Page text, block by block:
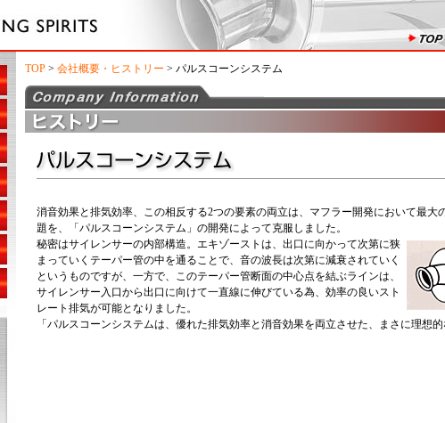
TOP > 会社概要・ヒストリー > パルスコーンシステム
消音効果と排気効率、この相反する2つの要素の両立は、マフラー開発において最大
題を、「パルスコーンシステム」の開発によって克服しました。
秘密はサイレンサーの内部構造。エキゾーストは、出口に向かって次第に狭
まっていくテーパー管の中を通ることで、音の波長は次第に減衰されていく
というものですが、一方で、このテーパー管断面の中心点を結ぶラインは、
サイレンサー入口から出口に向けて一直線に伸びている為、効率の良いスト
レート排気が可能となりました。
「パルスコーンシステムは、優れた排気効率と消音効果を両立させた、まさに理想